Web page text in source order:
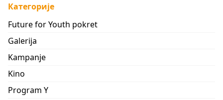
Категорије
Future for Youth pokret
Galerija
Kampanje
Kino
Program Y